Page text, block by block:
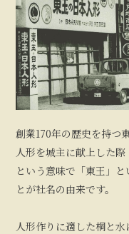
創業170年の歴史を持つ
人形を城主に献上した
という意味で「東王」
とが社名の由来です。
人形作りに適した桐と